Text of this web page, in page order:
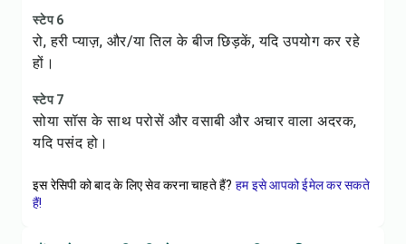
स्टेप 6
रो, हरी प्याज़, और/या तिल के बीज छिड़कें, यदि उपयोग कर रहे
हों।
स्टेप 7
सोया सॉस के साथ परोसें और वसाबी और अचार वाला अदरक,
यदि पसंद हो।
इस रेसिपी को बाद के लिए सेव करना चाहते हैं? हम इसे आपको ईमेल कर सकते
हैं!